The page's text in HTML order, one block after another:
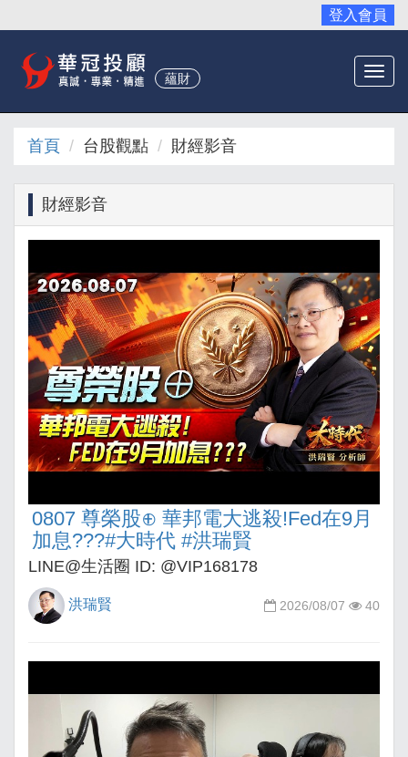
登入會員
蘊財
首頁 台股觀點 財經影音
財經影音
0807 尊榮股⊕ 華邦電大逃殺!Fed在9月
加息???#大時代 #洪瑞賢
LINE@生活圈 ID: @VIP168178
洪瑞賢 2026/08/07 40